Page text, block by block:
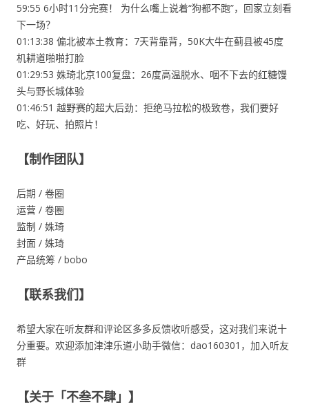
59:55 6小时11分完赛！ 为什么嘴上说着“狗都不跑”，回家立刻看
下一场？
01:13:38 偏北被本土教育：7天背靠背，50K大牛在蓟县被45度
机耕道啪啪打脸
01:29:53 姝琦北京100复盘：26度高温脱水、咽不下去的红糖馒
头与野长城体验
01:46:51 越野赛的超大后劲：拒绝马拉松的极致卷，我们要好
吃、好玩、拍照片！
【制作团队】
后期 / 卷圈
运营 / 卷圈
监制 / 姝琦
封面 / 姝琦
产品统筹 / bobo
【联系我们】
希望大家在听友群和评论区多多反馈收听感受，这对我们来说十
分重要。欢迎添加津津乐道小助手微信：dao160301，加入听友
群
【关于「不叁不肆」】